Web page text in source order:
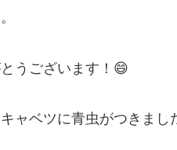
うございます！😄
ャベツに青虫がつきまし